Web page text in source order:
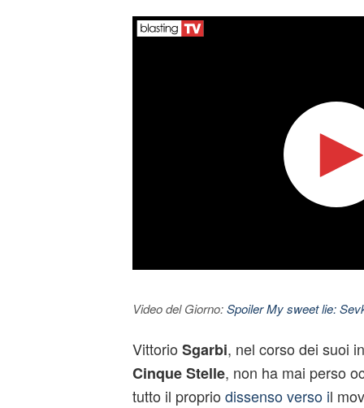
Video del Giorno:Spoiler My sweet lie:
Vittorio Sgarbi, nel corso dei suoi
Cinque Stelle, non ha mai perso
tutto il proprio dissenso verso il